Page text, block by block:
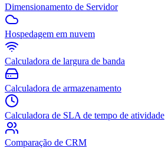
Dimensionamento de Servidor
Hospedagem em nuvem
Calculadora de largura de banda
Calculadora de armazenamento
Calculadora de SLA de tempo de atividade
Comparação de CRM